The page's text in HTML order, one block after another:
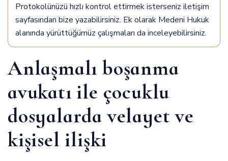
Protokolünüzü hızlı kontrol ettirmek isterseniz iletişim
sayfasından bize yazabilirsiniz. Ek olarak Medeni Hukuk
alanında yürüttüğümüz çalışmaları da inceleyebilirsiniz.
Anlaşmalı boşanma
avukatı ile çocuklu
dosyalarda velayet ve
kişisel ilişki